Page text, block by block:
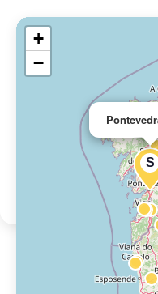
S
+
−